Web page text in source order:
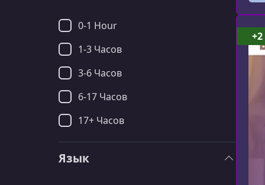
0-1 Hour
1-3 Часов
3-6 Часов
6-17 Часов
17+ Часов
Язык
+2